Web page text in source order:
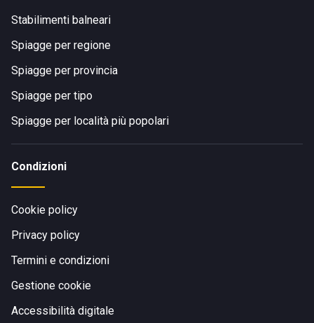
Stabilimenti balneari
Spiagge per regione
Spiagge per provincia
Spiagge per tipo
Spiagge per località più popolari
Condizioni
Cookie policy
Privacy policy
Termini e condizioni
Gestione cookie
Accessibilità digitale